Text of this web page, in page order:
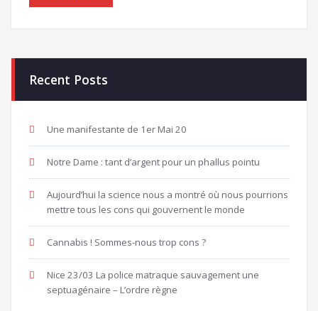
Recent Posts
Une manifestante de 1er Mai 20
Notre Dame : tant d’argent pour un phallus pointu
Aujourd’hui la science nous a montré où nous pourrions
mettre tous les cons qui gouvernent le monde
Cannabis ! Sommes-nous trop cons ?
Nice 23/03 La police matraque sauvagement une
septuagénaire – L’ordre règne